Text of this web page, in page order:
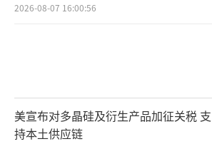
2026-08-07 16:00:56
美宣布对多晶硅及衍生产品加征关税 支
持本土供应链